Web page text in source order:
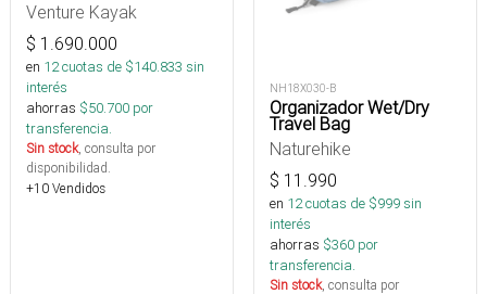
Venture Kayak
$ 1.690.000
en 12cuotas de $140.833 sin
interés
ahorras $50.700 por
transferencia.
Sin stock, consulta por
disponibilidad.
+10 Vendidos
NH18X030-B
Organizador Wet/Dry
Travel Bag
Naturehike
$ 11.990
en 12cuotas de $999sin
interés
ahorras $360 por
transferencia.
Sin stock, consulta por